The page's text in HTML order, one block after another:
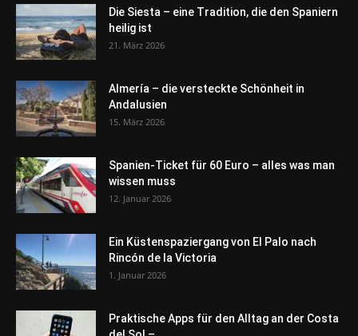
Die Siesta – eine Tradition, die den Spaniern
heilig ist
21. März 2026
Almería – die versteckte Schönheit in
Andalusien
15. März 2026
Spanien-Ticket für 60 Euro – alles was man
wissen muss
12. Januar 2026
Ein Küstenspaziergang von El Palo nach
Rincón de la Victoria
1. Januar 2026
Praktische Apps für den Alltag an der Costa